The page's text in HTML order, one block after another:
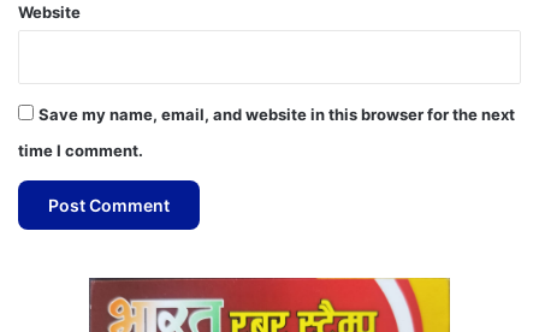
Website
Save my name, email, and website in this browser for the next
time I comment.